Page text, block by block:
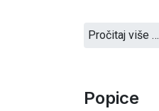
Pročitaj više …
Popice